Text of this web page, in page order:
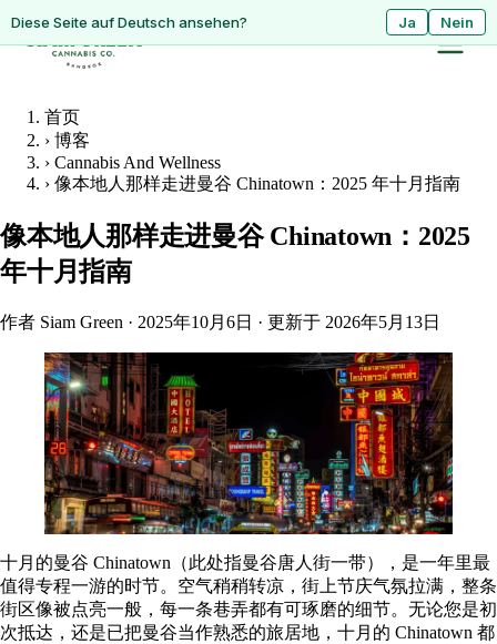
ดูหน้านี้เป็นภาษาไทย? ใช่ ไม่ใช่
Diese Seite auf Deutsch ansehen? Ja Nein
首页
› 博客
› Cannabis And Wellness
› 像本地人那样走进曼谷 Chinatown：2025 年十月指南
像本地人那样走进曼谷 Chinatown：2025
年十月指南
作者 Siam Green · 2025年10月6日 · 更新于 2026年5月13日
十月的曼谷 Chinatown（此处指曼谷唐人街一带），是一年里最
值得专程一游的时节。空气稍稍转凉，街上节庆气氛拉满，整条
街区像被点亮一般，每一条巷弄都有可琢磨的细节。无论您是初
次抵达，还是已把曼谷当作熟悉的旅居地，十月的 Chinatown 都